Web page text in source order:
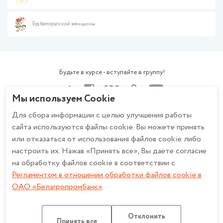
Размещение средств
Финансирование бизнеса
Банкострахование
Дистанционное банковское обслуживание
Счет эскроу
Работа с обращениями граждан и юридических лиц
Справочная информация
Работа в банке
использовании системы охранного телевидения в ОАО
Описание и настройка файлов cookie
Регламент в отношении обработки файлов cookie в ОАО
«Белагропромбанк»
Политика конфиденциальности для мобильных приложений ОАО
«Белагропромбанк»
Год белорусской женщины
ОАО «Белагропромбанк». Лицензия на осуществление банковской
деятельностиНБ РБ от 27.03.2026 №2. УНП 100693551
Будьте в курсе - вступайте в группу!
Работа с обращениями
Разработка сайта: Медиа Лайн
Карта сайта
Мы используем Cookie
Для сбора информации с целью улучшения работы
сайта используются файлы cookie. Вы можете принять
или отказаться от использования файлов cookie либо
настроить их. Нажав «Принять все», Вы даете согласие
на обработку файлов cookie в соответствии с
Регламентом в отношении обработки файлов cookie в
ОАО «Белагропромбанк».
Отклонить